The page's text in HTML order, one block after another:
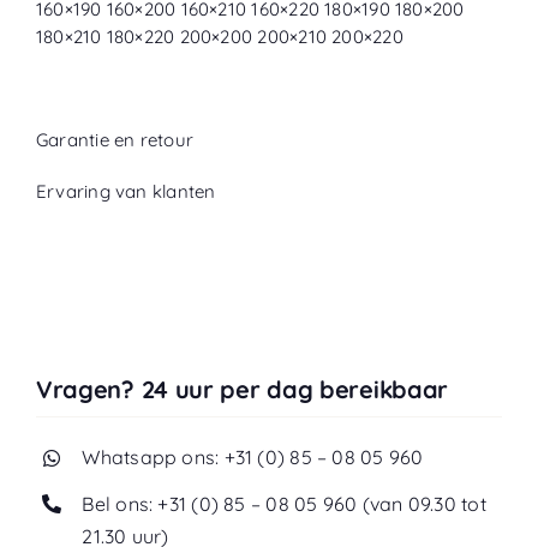
160×190 160×200 160×210 160×220 180×190 180×200
180×210 180×220 200×200 200×210 200×220
Garantie en retour
Ervaring van klanten
Vragen? 24 uur per dag bereikbaar
Whatsapp ons: +31 (0) 85 – 08 05 960
Bel ons: +31 (0) 85 – 08 05 960 (van 09.30 tot
21.30 uur)